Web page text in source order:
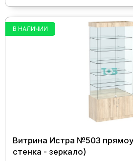
В НАЛИЧИИ
Витрина Истра №503
стенка - зеркало)